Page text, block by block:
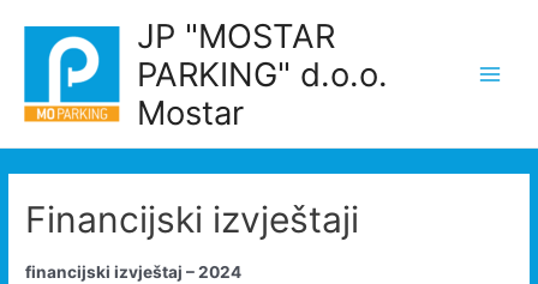
JP "MOSTAR
PARKING" d.o.o.
Mostar
Financijski izvještaji
financijski izvještaj – 2024